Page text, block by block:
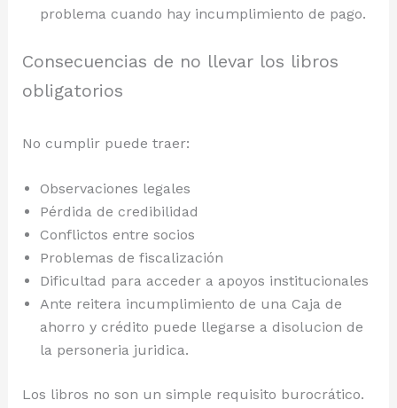
problema cuando hay incumplimiento de pago.
Consecuencias de no llevar los libros
obligatorios
No cumplir puede traer:
Observaciones legales
Pérdida de credibilidad
Conflictos entre socios
Problemas de fiscalización
Dificultad para acceder a apoyos institucionales
Ante reitera incumplimiento de una Caja de
ahorro y crédito puede llegarse a disolucion de
la personeria juridica.
Los libros no son un simple requisito burocrático.